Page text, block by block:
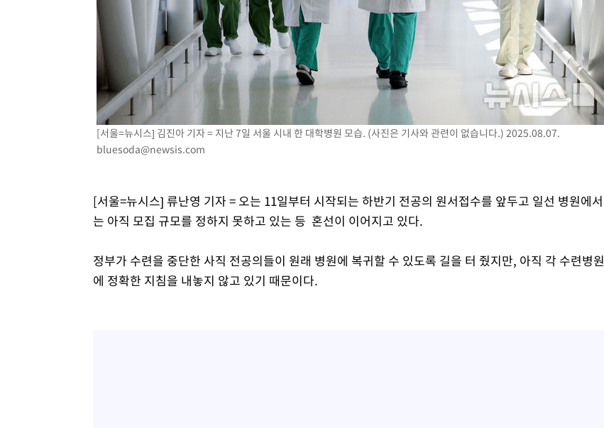
[서울=뉴시스] 김진아 기자 = 지난 7일 서울 시내 한 대학병원 모습. (사진은 기사와 관련이 없습니다.) 2025.08.07.
bluesoda@newsis.com
[서울=뉴시스] 류난영 기자 = 오는 11일부터 시작되는 하반기 전공의 원서접수를 앞두고 일선 병원에서
는 아직 모집 규모를 정하지 못하고 있는 등 혼선이 이어지고 있다.
정부가 수련을 중단한 사직 전공의들이 원래 병원에 복귀할 수 있도록 길을 터 줬지만, 아직 각 수련병원
에 정확한 지침을 내놓지 않고 있기 때문이다.